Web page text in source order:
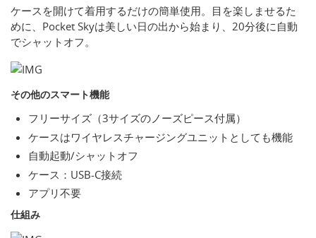
ケースを開けて着用するだけの簡単使用。目を楽しませるた
めに、Pocket Skyは美しい日の出から始まり、20分後に自動
でシャットオフ。
その他のスマート機能
フリーサイズ（3サイズのノーズピース付属）
ケースはワイヤレスチャージングユニットとしても機能
自動起動/シャットオフ
ケース：USB-C接続
アプリ不要
仕組み